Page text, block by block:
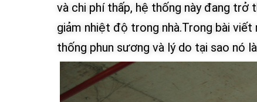
và chi phí thấp, hệ thống này đang
giảm nhiệt độ trong nhà.Trong bài
thống phun sương và lý do tại sao nó